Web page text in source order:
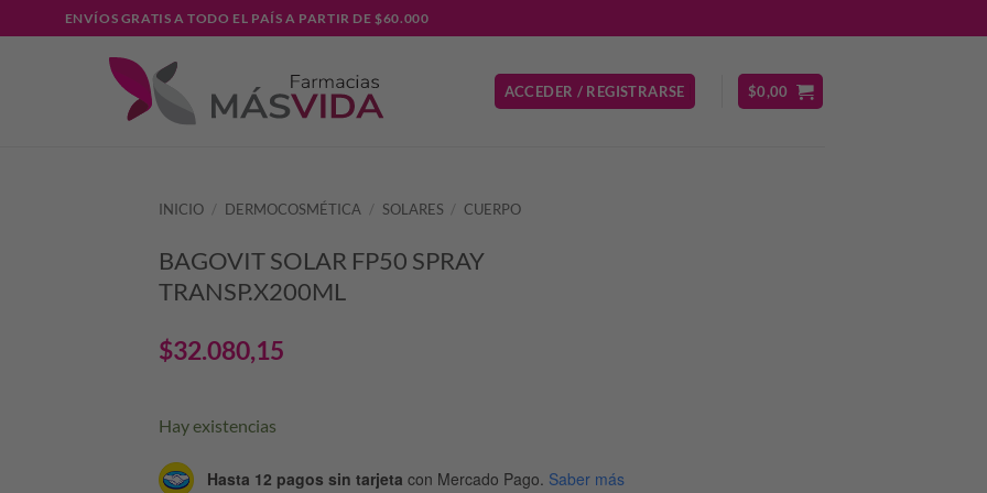
ENVÍOS GRATIS A TODO EL PAÍS A PARTIR DE $60.000
ACCEDER / REGISTRARSE $0,00
INICIO / DERMOCOSMÉTICA / SOLARES / CUERPO
BAGOVIT SOLAR FP50 SPRAY
TRANSP.X200ML
$32.080,15
Hay existencias
Hasta 12 pagos sin tarjeta con Mercado Pago. Saber más